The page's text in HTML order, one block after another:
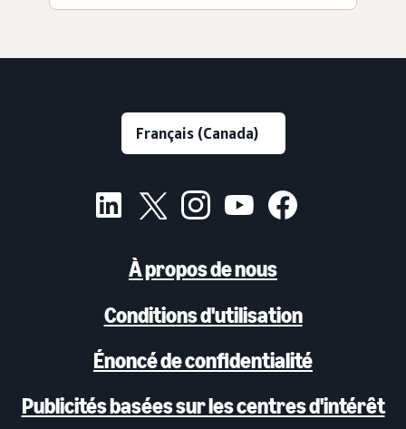
À propos de nous
Conditions d'utilisation
Énoncé de confidentialité
Publicités basées sur les centres d'intérêt